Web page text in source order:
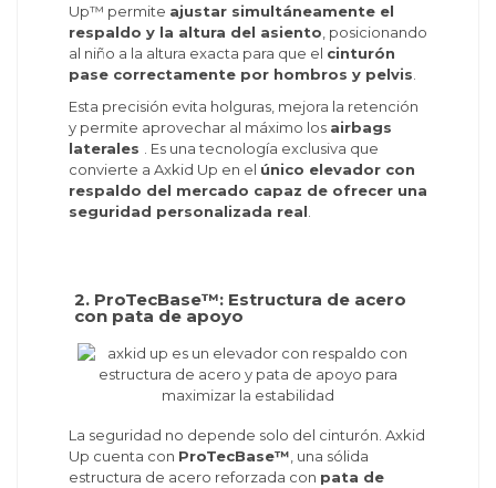
Up™ permite ajustar simultáneamente el
respaldo y la altura del asiento , posicionando
al niño a la altura exacta para que el cinturón
pase correctamente por hombros y pelvis
Esta precisión evita holguras, mejora la retención
y permite aprovechar al máximo los airbags
laterales
. Es una tecnología exclusiva que
convierte a Axkid Up en el único elevador con
respaldo del mercado capaz de ofrecer una
seguridad personalizada real
2. ProTecBase™: Estructura de acero
con pata de apoyo
La seguridad no depende solo del cinturón. Axkid
Up cuenta con ProTecBase™ , una sólida
estructura de acero reforzada con pata de